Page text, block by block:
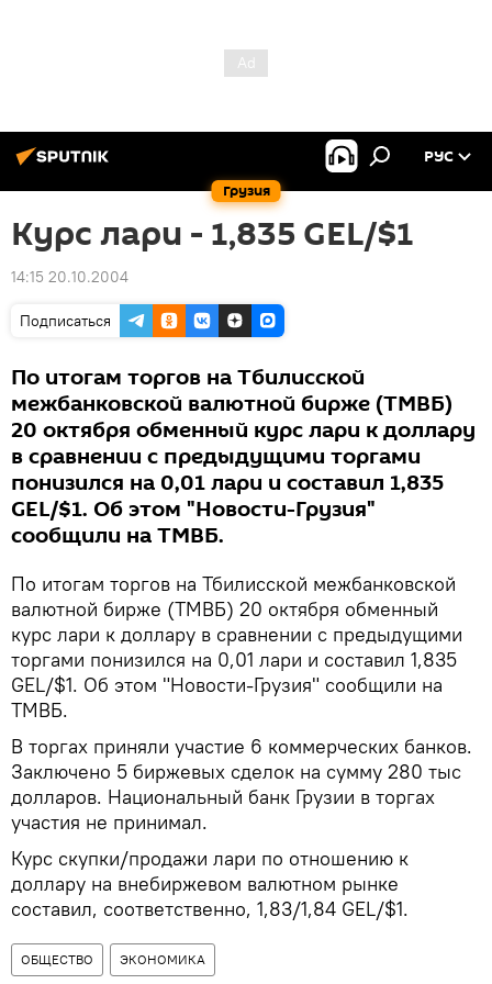
Грузия
РУС
Курс лари - 1,835 GEL/$1
14:15 20.10.2004
Подписаться
По итогам торгов на Тбилисской
межбанковской валютной бирже (ТМВБ)
20 октября обменный курс лари к доллару
в сравнении с предыдущими торгами
понизился на 0,01 лари и составил 1,835
GEL/$1. Об этом "Новости-Грузия"
сообщили на ТМВБ.
По итогам торгов на Тбилисской межбанковской
валютной бирже (ТМВБ) 20 октября обменный
курс лари к доллару в сравнении с предыдущими
торгами понизился на 0,01 лари и составил 1,835
GEL/$1. Об этом "Новости-Грузия" сообщили на
ТМВБ.
В торгах приняли участие 6 коммерческих банков.
Заключено 5 биржевых сделок на сумму 280 тыс
долларов. Национальный банк Грузии в торгах
участия не принимал.
Курс скупки/продажи лари по отношению к
доллару на внебиржевом валютном рынке
составил, соответственно, 1,83/1,84 GEL/$1.
ОБЩЕСТВО ЭКОНОМИКА